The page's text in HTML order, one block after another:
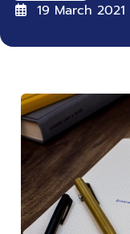
19 March 2021